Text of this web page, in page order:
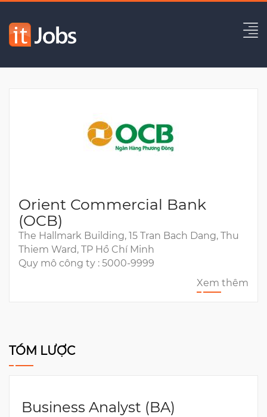
Orient Commercial Bank
(OCB)
The Hallmark Building, 15 Tran Bach Dang, Thu
Thiem Ward, TP Hồ Chí Minh
Quy mô công ty : 5000-9999
Xem thêm
TÓM LƯỢC
Business Analyst (BA)